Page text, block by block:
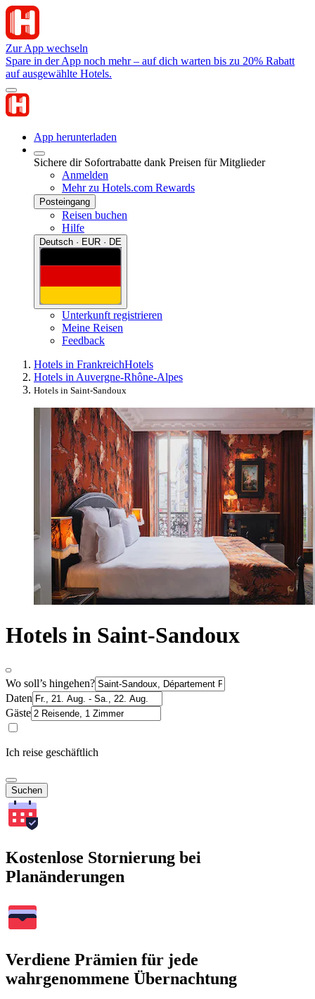
Zur App wechseln
Spare in der App noch mehr – auf dich warten bis zu 20% Rabatt
auf ausgewählte Hotels.
App herunterladen
Sichere dir Sofortrabatte dank Preisen für Mitglieder
Anmelden
Mehr zu Hotels.com Rewards
Posteingang
Reisen buchen
Hilfe
Deutsch · EUR · DE
Unterkunft registrieren
Meine Reisen
Feedback
Hotels in FrankreichHotels
Hotels in Auvergne-Rhône-Alpes
Hotels in Saint-Sandoux
Hotels in Saint-Sandoux
Wo soll’s hingehen?
Daten
Gäste
Ich reise geschäftlich
Suchen
Kostenlose Stornierung bei
Planänderungen
Verdiene Prämien für jede
wahrgenommene Übernachtung